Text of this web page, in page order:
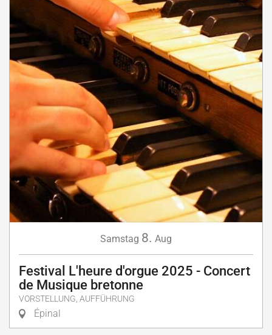
Samstag 8. Aug
Festival L'heure d'orgue 2025 - Concert
de Musique bretonne
VORSTELLUNG, AUFFÜHRUNG
Épinal